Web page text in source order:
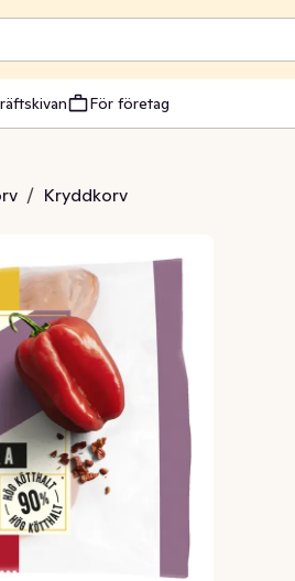
För företag
/ Kryddkorv